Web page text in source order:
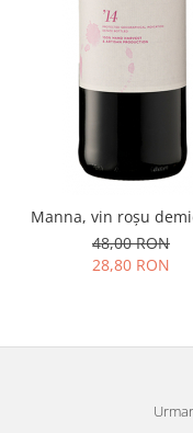
Manna, vin roșu
48,00 RON
28,80 RON